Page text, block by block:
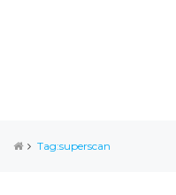
Tag:superscan